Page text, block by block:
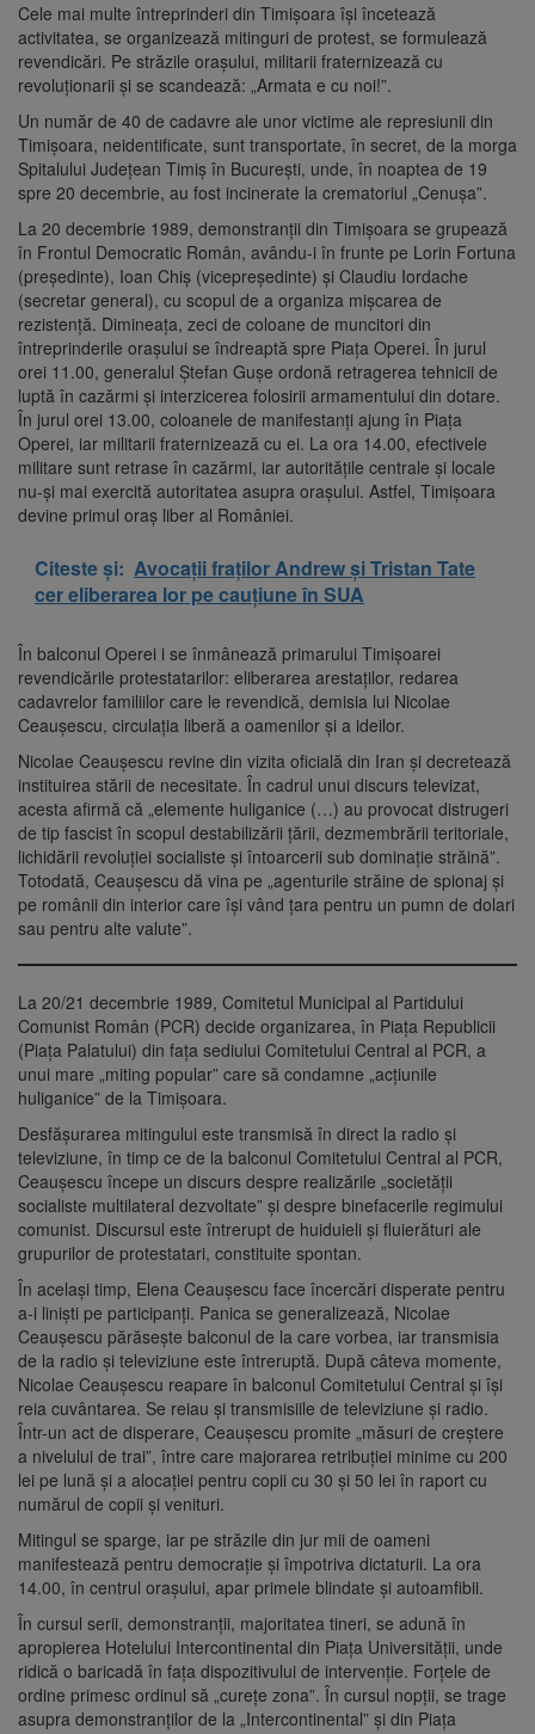
Cele mai multe întreprinderi din Timişoara îşi încetează
activitatea, se organizează mitinguri de protest, se formulează
revendicări. Pe străzile oraşului, militarii fraternizează cu
revoluţionarii şi se scandează: „Armata e cu noi!”.
Un număr de 40 de cadavre ale unor victime ale represiunii din
Timişoara, neidentificate, sunt transportate, în secret, de la morga
Spitalului Judeţean Timiş în Bucureşti, unde, în noaptea de 19
spre 20 decembrie, au fost incinerate la crematoriul „Cenuşa”.
La 20 decembrie 1989, demonstranţii din Timişoara se grupează
în Frontul Democratic Român, avându-i în frunte pe Lorin Fortuna
(preşedinte), Ioan Chiş (vicepreşedinte) şi Claudiu Iordache
(secretar general), cu scopul de a organiza mişcarea de
rezistenţă. Dimineaţa, zeci de coloane de muncitori din
întreprinderile oraşului se îndreaptă spre Piaţa Operei. În jurul
orei 11.00, generalul Ştefan Guşe ordonă retragerea tehnicii de
luptă în cazărmi şi interzicerea folosirii armamentului din dotare.
În jurul orei 13.00, coloanele de manifestanţi ajung în Piaţa
Operei, iar militarii fraternizează cu ei. La ora 14.00, efectivele
militare sunt retrase în cazărmi, iar autorităţile centrale şi locale
nu-şi mai exercită autoritatea asupra oraşului. Astfel, Timişoara
devine primul oraş liber al României.
Citeste și: Avocații fraților Andrew și Tristan Tate
cer eliberarea lor pe cauțiune în SUA
În balconul Operei i se înmânează primarului Timişoarei
revendicările protestatarilor: eliberarea arestaţilor, redarea
cadavrelor familiilor care le revendică, demisia lui Nicolae
Ceauşescu, circulaţia liberă a oamenilor şi a ideilor.
Nicolae Ceauşescu revine din vizita oficială din Iran şi decretează
instituirea stării de necesitate. În cadrul unui discurs televizat,
acesta afirmă că „elemente huliganice (…) au provocat distrugeri
de tip fascist în scopul destabilizării ţării, dezmembrării teritoriale,
lichidării revoluţiei socialiste şi întoarcerii sub dominaţie străină”.
Totodată, Ceauşescu dă vina pe „agenturile străine de spionaj şi
pe românii din interior care îşi vând ţara pentru un pumn de dolari
sau pentru alte valute”.
La 20/21 decembrie 1989, Comitetul Municipal al Partidului
Comunist Român (PCR) decide organizarea, în Piaţa Republicii
(Piaţa Palatului) din faţa sediului Comitetului Central al PCR, a
unui mare „miting popular” care să condamne „acţiunile
huliganice” de la Timişoara.
Desfăşurarea mitingului este transmisă în direct la radio şi
televiziune, în timp ce de la balconul Comitetului Central al PCR,
Ceauşescu începe un discurs despre realizările „societăţii
socialiste multilateral dezvoltate” şi despre binefacerile regimului
comunist. Discursul este întrerupt de huiduieli şi fluierături ale
grupurilor de protestatari, constituite spontan.
În acelaşi timp, Elena Ceauşescu face încercări disperate pentru
a-i linişti pe participanţi. Panica se generalizează, Nicolae
Ceauşescu părăseşte balconul de la care vorbea, iar transmisia
de la radio şi televiziune este întreruptă. După câteva momente,
Nicolae Ceauşescu reapare în balconul Comitetului Central şi îşi
reia cuvântarea. Se reiau şi transmisiile de televiziune şi radio.
Într-un act de disperare, Ceauşescu promite „măsuri de creştere
a nivelului de trai”, între care majorarea retribuţiei minime cu 200
lei pe lună şi a alocaţiei pentru copii cu 30 şi 50 lei în raport cu
numărul de copii şi venituri.
Mitingul se sparge, iar pe străzile din jur mii de oameni
manifestează pentru democraţie şi împotriva dictaturii. La ora
14.00, în centrul oraşului, apar primele blindate şi autoamfibii.
În cursul serii, demonstranţii, majoritatea tineri, se adună în
apropierea Hotelului Intercontinental din Piaţa Universităţii, unde
ridică o baricadă în faţa dispozitivului de intervenţie. Forţele de
ordine primesc ordinul să „cureţe zona”. În cursul nopţii, se trage
asupra demonstranţilor de la „Intercontinental” şi din Piaţa